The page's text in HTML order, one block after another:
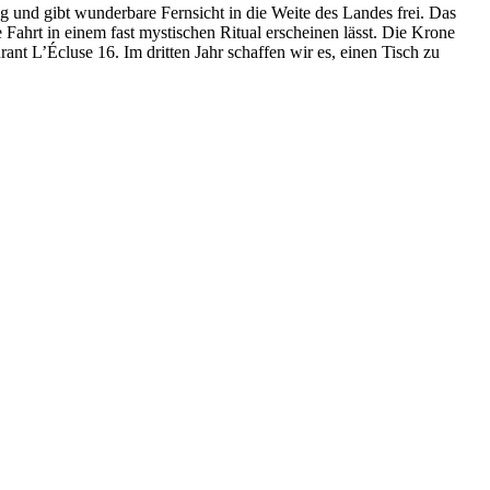
und gibt wunderbare Fernsicht in die Weite des Landes frei. Das
in einem fast mystischen Ritual erscheinen lässt. Die Krone
L’Écluse 16. Im dritten Jahr schaffen wir es, einen Tisch zu